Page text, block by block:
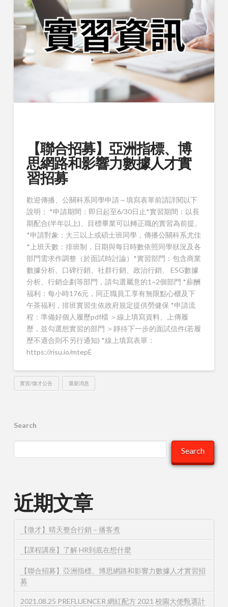
【聯合招募】亞洲指標、博
思網路和影響力數據人才實
習招募
歡迎傳播、公關科系同學申請～填寫表單前請詳閱以下
說明： *申請期間：即日起至6/30日止*實習期間：以長
期配合(半年以上)、目標畢業可以轉正職的實習為前提。
*申請對象：大三以上或碩士班同學，傳播公關科系尤佳
*上班天數：排班制，日期與每日時數依照同學狀況及各
部門需求作調整（於面試時討論）*實習部門：包含商業
數據分析、口碑行銷、社群行銷、政治行銷、 ESG數據
分析、行銷企劃等部門，請勾選屬意的1~2個部門 *薪酬
福利：每小時176元，同正職員工享有無限點心櫃及下
午茶福利，排班實習生依政府規定提供勞健保 *申請流
程：準備好個人履歷pdf檔 ＞線上填寫資料、上傳履
歷，並勾選想實習的部門 ＞靜待下一步的面試信件(若履
歷不適合則不另行通知) *線上填寫表單：
https://risu.io/mtepE
實習/徵才公告 最新消息
Search
Search
近期文章
【徵才】晴天整合行銷－播客煮
【課程講座】了解 HR到底在想什麼
【聯合招募】亞洲指標、博思網路和影響力數據人才實習招
募
2021.08.25 PREFLUENCER 網紅配方 2021 校園大使甄選計